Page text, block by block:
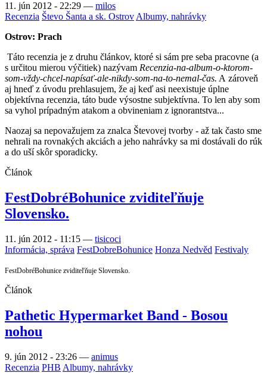
11. jún 2012 - 22:29 — milos
Recenzia Števo Šanta a sk. Ostrov Albumy, nahrávky
Ostrov: Prach
Táto recenzia je z druhu článkov, ktoré si sám pre seba pracovne (a
s určitou mierou výčitiek) nazývam Recenzia-na-album-o-ktorom-
som-vždy-chcel-napísať-ale-nikdy-som-na-to-nemal-čas. A zároveň
aj hneď z úvodu prehlasujem, že aj keď asi neexistuje úplne
objektívna recenzia, táto bude výsostne subjektívna. To len aby som
sa vyhol prípadným atakom a obvineniam z ignorantstva...
Naozaj sa nepovažujem za znalca Števovej tvorby - až tak často sme
nehrali na rovnakých akciách a jeho nahrávky sa mi dostávali do rúk
a do uší skôr sporadicky.
Článok
FestDobréBohunice zviditeľňuje
Slovensko.
11. jún 2012 - 11:15 — tisicoci
Informácia, správa FestDobreBohunice Honza Nedvěd Festivaly
FestDobréBohunice zviditeľňuje Slovensko.
Článok
Pathetic Hypermarket Band - Bosou
nohou
9. jún 2012 - 23:26 — animus
Recenzia PHB Albumy, nahrávky